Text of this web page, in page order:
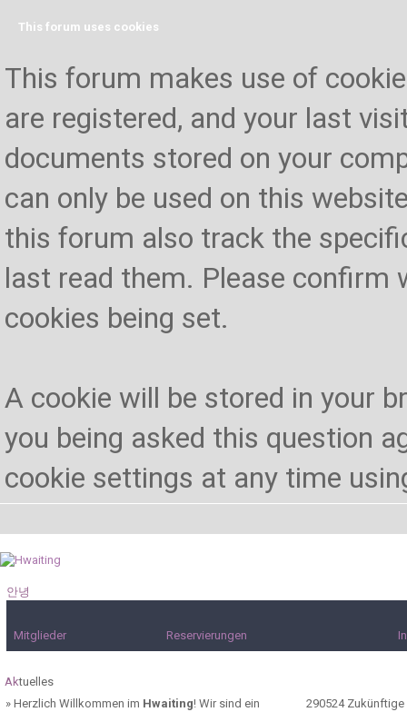
This forum uses cookies
This forum makes use of
are registered, and your last
documents stored on your
can only be used on this
this forum also track the
last read them. Please confirm
cookies being set.
A cookie will be stored in your
you being asked this question
cookie settings at any time
안녕
Mitglieder Reservierungen
Aktuelles
» Herzlich Willkommen im Hwaiting! Wir sind ein
290524Zukünftige